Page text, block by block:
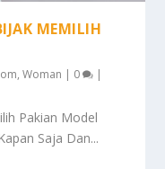
MEMILIH
,Woman | 0 |
Pakian Model
Saja Dan...